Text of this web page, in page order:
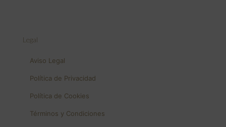
Legal
Aviso Legal
Política de Privacidad
Política de Cookies
Términos y Condiciones